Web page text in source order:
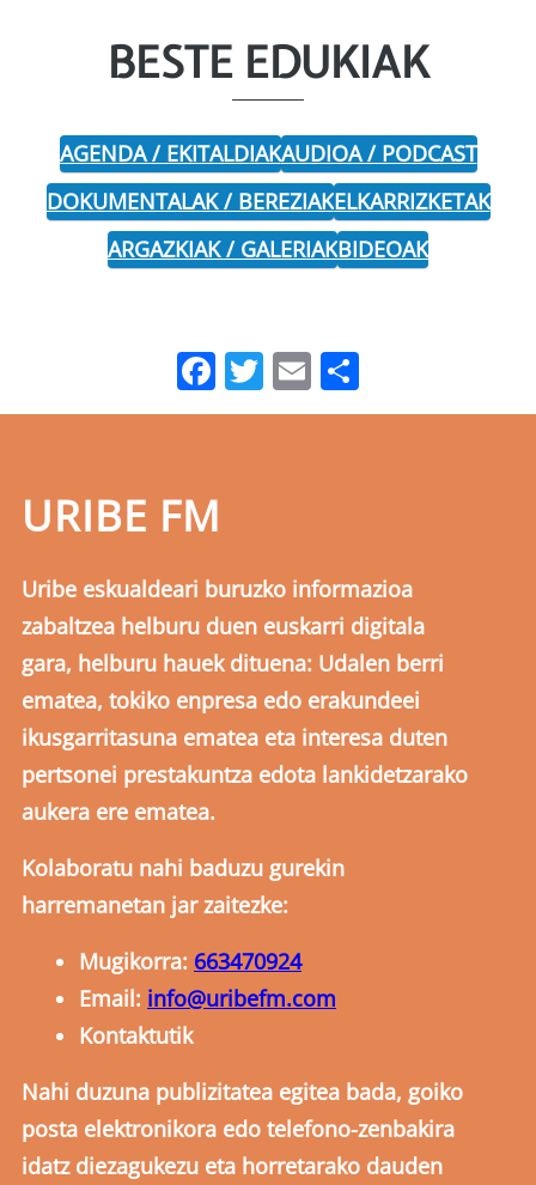
BESTE EDUKIAK
AGENDA / EKITALDIAKAUDIOA / PODCAST
DOKUMENTALAK / BEREZIAKELKARRIZKETAK
ARGAZKIAK / GALERIAKBIDEOAK
Facebook
Twitter
Email
URIBE FM
Uribe eskualdeari buruzko informazioa
zabaltzea helburu duen euskarri digitala
gara, helburu hauek dituena: Udalen berri
ematea, tokiko enpresa edo erakundeei
ikusgarritasuna ematea eta interesa duten
pertsonei prestakuntza edota lankidetzarako
aukera ere ematea.
Kolaboratu nahi baduzu gurekin
harremanetan jar zaitezke:
Mugikorra: 663470924
Email: info@uribefm.com
Kontaktutik
Nahi duzuna publizitatea egitea bada, goiko
posta elektronikora edo telefono-zenbakira
idatz diezagukezu eta horretarako dauden